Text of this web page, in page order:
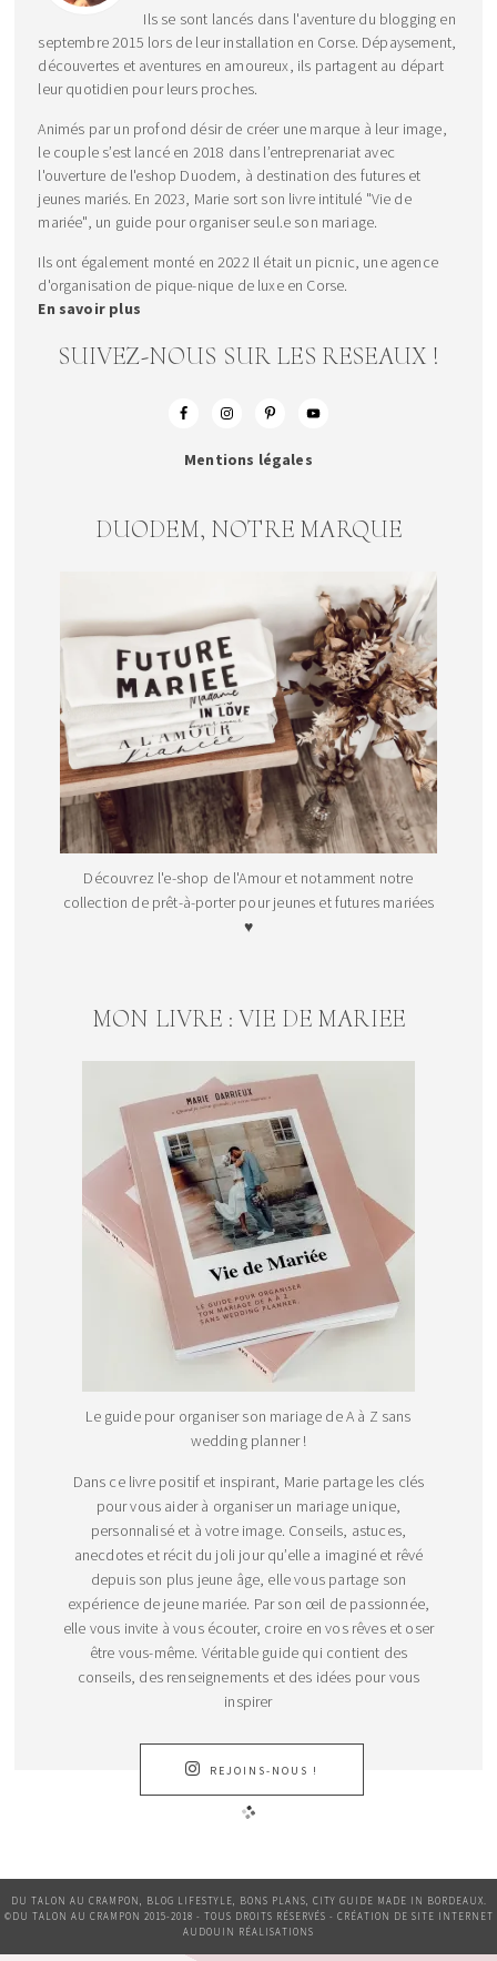
Ils se sont lancés dans l'aventure du blogging en
septembre 2015 lors de leur installation en Corse. Dépaysement,
découvertes et aventures en amoureux, ils partagent au départ
leur quotidien pour leurs proches.
Animés par un profond désir de créer une marque à leur image,
le couple s’est lancé en 2018 dans l’entreprenariat avec
l'ouverture de l'eshop Duodem, à destination des futures et
jeunes mariés. En 2023, Marie sort son livre intitulé "Vie de
mariée", un guide pour organiser seul.e son mariage.
Ils ont également monté en 2022 Il était un picnic, une agence
d'organisation de pique-nique de luxe en Corse.
En savoir plus
SUIVEZ-NOUS SUR LES RESEAUX !
Mentions légales
DUODEM, NOTRE MARQUE
Découvrez l'e-shop de l'Amour et notamment notre
collection de prêt-à-porter pour jeunes et futures mariées
♥
MON LIVRE : VIE DE MARIEE
Le guide pour organiser son mariage de A à Z sans
wedding planner !
Dans ce livre positif et inspirant, Marie partage les clés
pour vous aider à organiser un mariage unique,
personnalisé et à votre image. Conseils, astuces,
anecdotes et récit du joli jour qu’elle a imaginé et rêvé
depuis son plus jeune âge, elle vous partage son
expérience de jeune mariée. Par son œil de passionnée,
elle vous invite à vous écouter, croire en vos rêves et oser
être vous-même. Véritable guide qui contient des
conseils, des renseignements et des idées pour vous
inspirer
REJOINS-NOUS !
DU TALON AU CRAMPON, BLOG LIFESTYLE, BONS PLANS, CITY GUIDE MADE IN BORDEAUX.
©DU TALON AU CRAMPON 2015-2018 - TOUS DROITS RÉSERVÉS - CRÉATION DE SITE INTERNET
AUDOUIN RÉALISATIONS